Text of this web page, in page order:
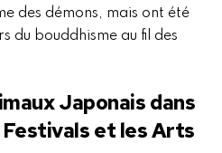
des démons, mais ont été
du bouddhisme au fil des
Japonais dans
et les Arts